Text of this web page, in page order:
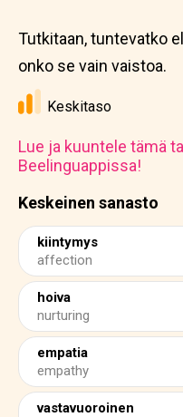
Keskeinen sanasto
kiintymys
affection
hoiva
nurturing
empatia
empathy
vastavuoroinen
Tutkitaan, tuntevatko
onko se vain vaistoa.
Keskitaso
Lue ja kuuntele tämä
Beelinguappissa!